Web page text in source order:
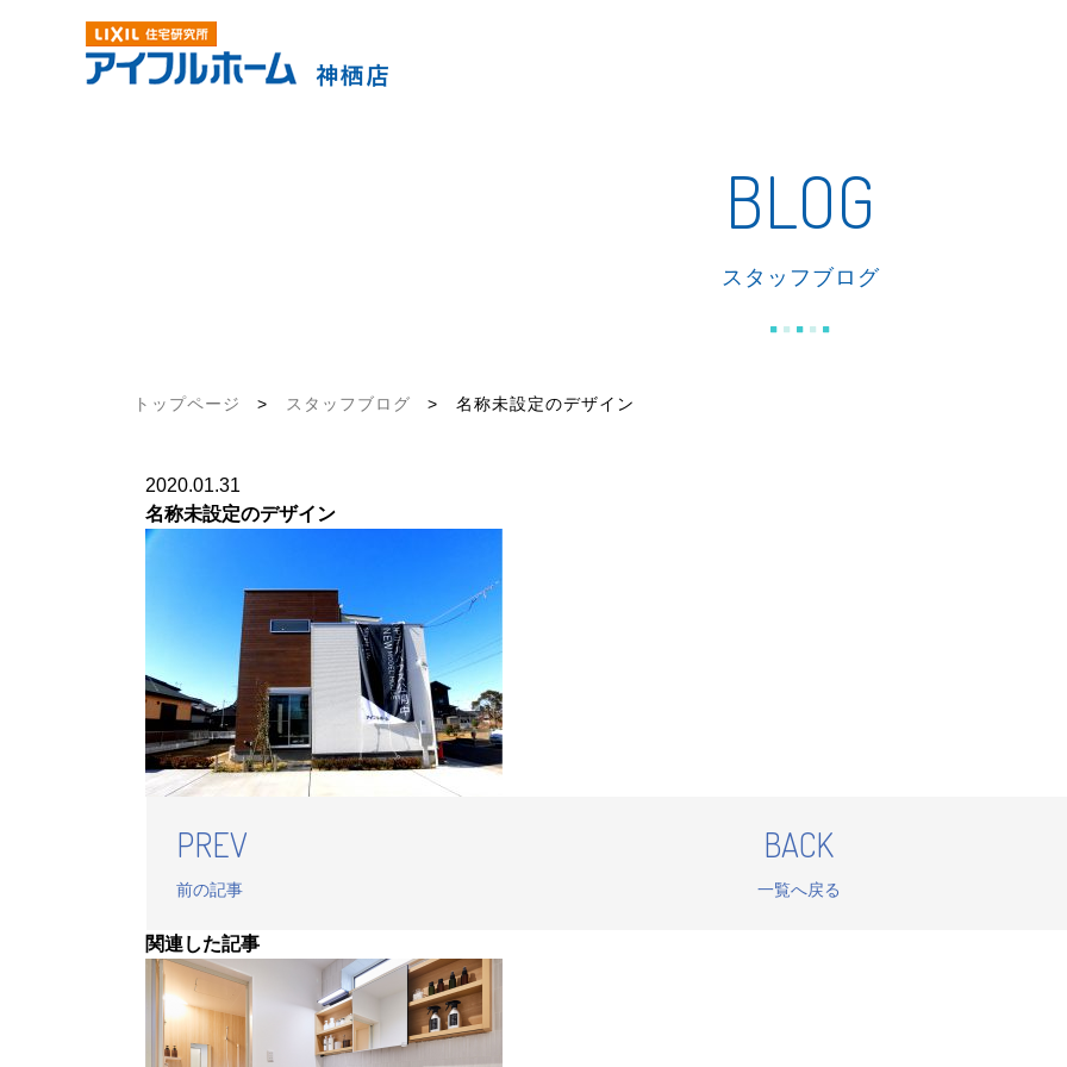
BLOG
スタッフブログ
トップページ > スタッフブログ > 名称未設定のデザイン
2020.01.31
名称未設定のデザイン
PREV
前の記事
BACK
一覧へ戻る
関連した記事